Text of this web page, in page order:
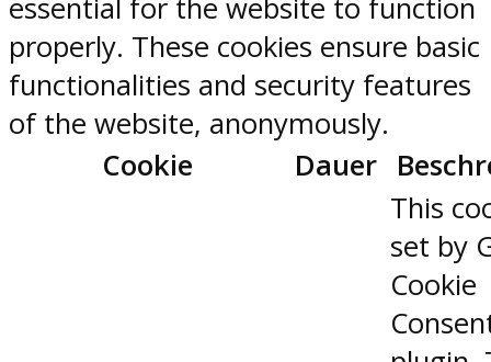
essential for the website to function
properly. These cookies ensure basic
functionalities and security features
of the website, anonymously.
Cookie
Dauer
This
set by
Cookie